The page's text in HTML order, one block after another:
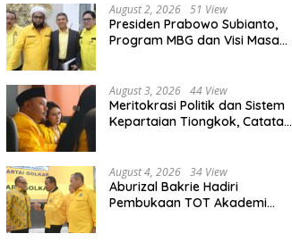
August 2, 2026 51 View
Presiden Prabowo Subianto,
Program MBG dan Visi Masa
August 3, 2026 44 View
Meritokrasi Politik dan Sistem
Kepartaian Tiongkok, Catatan
August 4, 2026 34 View
Aburizal Bakrie Hadiri
Pembukaan TOT Akademi